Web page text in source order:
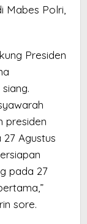
Mabes Polri,
Presiden
presiden
Agustus
pada 27
sore.